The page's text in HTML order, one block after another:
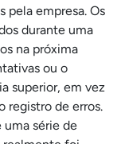
pela empresa. Os
durante uma
na próxima
ou o
superior, em vez
registro de erros.
série de